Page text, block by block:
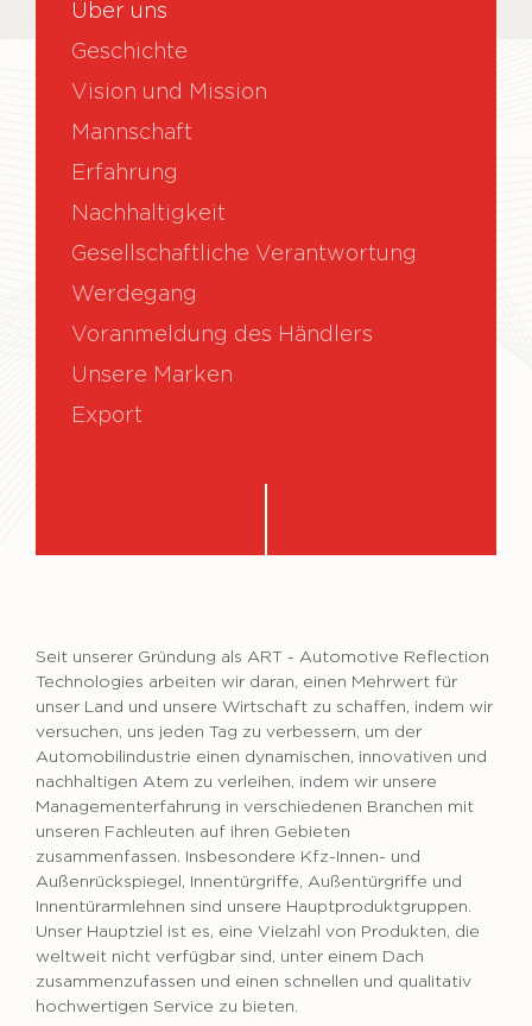
Über uns
Geschichte
Vision und Mission
Mannschaft
Erfahrung
Nachhaltigkeit
Gesellschaftliche Verantwortung
Werdegang
Voranmeldung des Händlers
Unsere Marken
Export
Seit unserer Gründung als ART - Automotive Reflection
Technologies arbeiten wir daran, einen Mehrwert für
unser Land und unsere Wirtschaft zu schaffen, indem wir
versuchen, uns jeden Tag zu verbessern, um der
Automobilindustrie einen dynamischen, innovativen und
nachhaltigen Atem zu verleihen, indem wir unsere
Managementerfahrung in verschiedenen Branchen mit
unseren Fachleuten auf ihren Gebieten
zusammenfassen. Insbesondere Kfz-Innen- und
Außenrückspiegel, Innentürgriffe, Außentürgriffe und
Innentürarmlehnen sind unsere Hauptproduktgruppen.
Unser Hauptziel ist es, eine Vielzahl von Produkten, die
weltweit nicht verfügbar sind, unter einem Dach
zusammenzufassen und einen schnellen und qualitativ
hochwertigen Service zu bieten.